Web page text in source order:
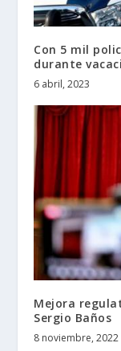
Con 5 mil
durante
6 abril, 2023
Mejora
Sergio Baños
8 noviembre, 2022